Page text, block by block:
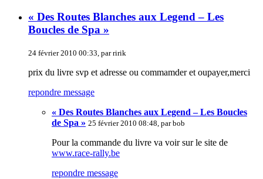
« Des Routes Blanches aux Legend – Les
Boucles de Spa »
24 février 2010 00:33, par ririk
prix du livre svp et adresse ou commamder et oupayer,merci
repondre message
« Des Routes Blanches aux Legend – Les Boucles
de Spa » 25 février 2010 08:48, par bob
Pour la commande du livre va voir sur le site de
www.race-rally.be
repondre message